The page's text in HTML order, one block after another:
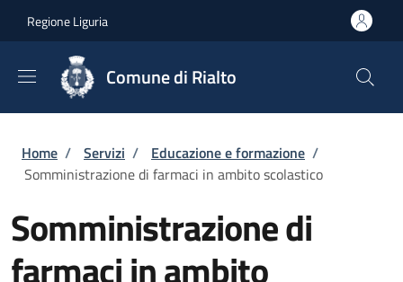
Regione Liguria
Comune di Rialto
Briciole di pane
Home / Servizi / Educazione e formazione /
Somministrazione di farmaci in ambito scolastico
Somministrazione di
farmaci in ambito